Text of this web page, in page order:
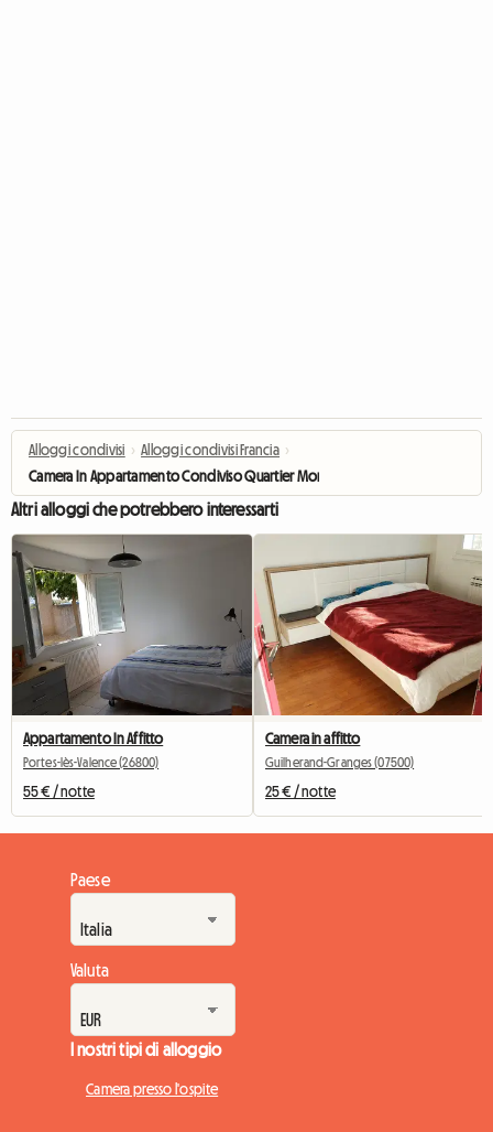
Alloggi condivisi › Alloggi condivisi Francia ›
Camera In Appartamento Condiviso Quartier Montplaisir
Altri alloggi che potrebbero interessarti
Appartamento In Affitto
Portes-lès-Valence (26800)
55 € / notte
Camera in affitto
Guilherand-Granges (07500)
25 € / notte
Paese
Valuta
I nostri tipi di alloggio
Camera presso l'ospite